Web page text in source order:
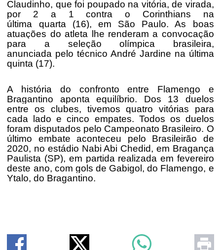
Claudinho, que foi poupado na vitória, de virada,
por 2 a 1 contra o Corinthians na
última quarta (16), em São Paulo. As boas
atuações do atleta lhe renderam a convocação
para a seleção olímpica brasileira,
anunciada pelo técnico André Jardine na última
quinta (17).
A história do confronto entre Flamengo e
Bragantino aponta equilíbrio. Dos 13 duelos
entre os clubes, tivemos quatro vitórias para
cada lado e cinco empates. Todos os duelos
foram disputados pelo Campeonato Brasileiro. O
último embate aconteceu pelo Brasileirão de
2020, no estádio Nabi Abi Chedid, em Bragança
Paulista (SP), em partida realizada em fevereiro
deste ano, com gols de Gabigol, do Flamengo, e
Ytalo, do Bragantino.